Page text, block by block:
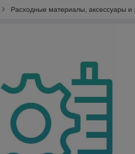
Расходные материалы, аксессуары и